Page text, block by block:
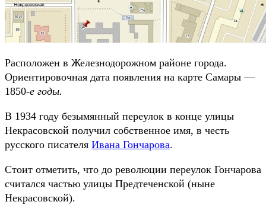
Расположен в Железнодорожном районе города.
Ориентировочная дата появления на карте Самары —
1850-е годы.
В 1934 году безымянный переулок в конце улицы
Некрасовской получил собственное имя, в честь
русского писателя Ивана Гончарова.
Стоит отметить, что до революции переулок Гончарова
считался частью улицы Предтеченской (ныне
Некрасовской).